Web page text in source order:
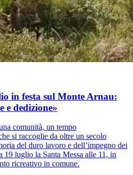
in festa sul Monte Arnau:
e dedizione»
comunità, un tempo
si raccoglie da oltre un secolo
del duro lavoro e dell’impegno dei
luglio la Santa Messa alle 11, in
ricreativo in comune.